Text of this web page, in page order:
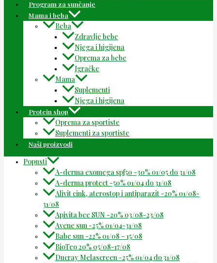
Program za sunčanje
Mama i beba
Beba
Zdravlje bebe
Njega i higijena
Oprema za bebe
Igračke
Mama
Suplementi
Njega i higijena
Protein shop
Oprema za sportiste
Suplementi za sportiste
Naši proizvodi
Popusti
A-derma exomega spf50 -30% 01/05 do 31/08
A-derma protect -50% 01/04 do 31/08
Alivit cink, aterostop i antiparazit -20% 01/08-
31/08
Apivita bee SUN -20% 03/08-23/08
Avene sun -25% 01/04-31/08
Babe sun -22% 01/08 – 15/08
BioTeo 20% 05/08-17/08
Ducray Melascreen -25% 01/04 do 31/08